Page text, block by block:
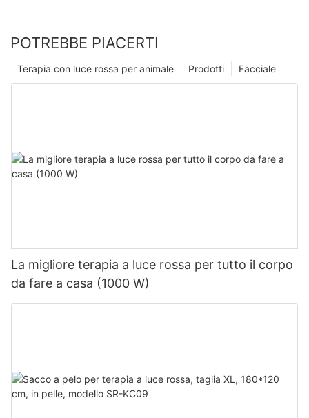
POTREBBE PIACERTI
Facciale
Prodotti
Terapia con luce rossa per animale
La migliore terapia a luce rossa per tutto il corpo
da fare a casa (1000 W)